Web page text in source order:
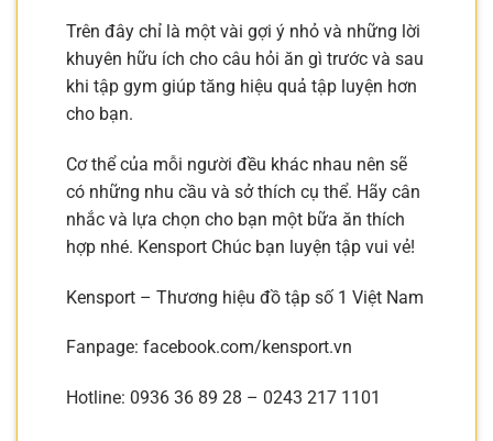
Trên đây chỉ là một vài gợi ý nhỏ và những lời
khuyên hữu ích cho câu hỏi ăn gì trước và sau
khi tập gym giúp tăng hiệu quả tập luyện hơn
cho bạn.
Cơ thể của mỗi người đều khác nhau nên sẽ
có những nhu cầu và sở thích cụ thể. Hãy cân
nhắc và lựa chọn cho bạn một bữa ăn thích
hợp nhé. Kensport Chúc bạn luyện tập vui vẻ!
Kensport – Thương hiệu đồ tập số 1 Việt Nam
Fanpage: facebook.com/kensport.vn
Hotline: 0936 36 89 28 – 0243 217 1101